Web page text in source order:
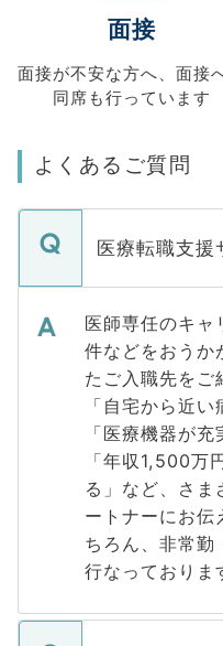
面接
面接が不安な方へ、 面接
同席も行っています
よくあるご質問
医療転職支援
医師専任のキャ
件などをおうか
たご入職先をご
「自宅から近
「医療機器が
「年収1,500万
る」など、さま
ートナーにお伝
ちろん、非常勤
行なっておりま